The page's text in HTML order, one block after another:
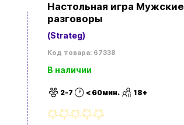
Настольная игра Мужские
разговоры
(Strateg)
Код товара: 67338
В наличии
2-7 < 60мин. 18+